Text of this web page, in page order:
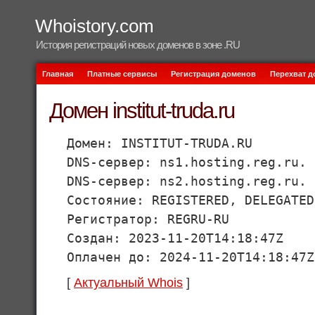
Whoistory.com
История регистраций новых доменов в зоне .RU
Главная Платные сервисы Регистрация доменов Перехват
Домен institut-truda.ru
Домен: INSTITUT-TRUDA.RU
DNS-сервер: ns1.hosting.reg.ru.
DNS-сервер: ns2.hosting.reg.ru.
Состояние: REGISTERED,
Регистратор: REGRU-RU
Создан: 2023-11-20T14:18:47Z
Оплачен до: 2024-11-20T14:18:47Z
[ Актуальный Whois ]